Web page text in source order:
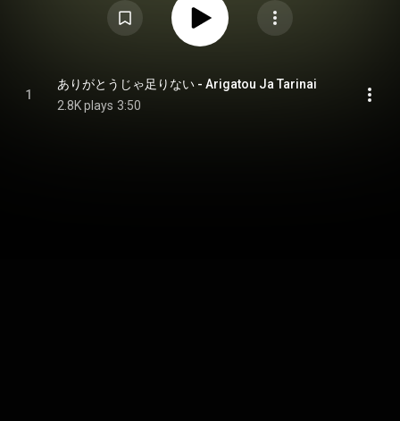
1
ありがとうじゃ足りない - Arigatou Ja Tarinai
2.8K plays 3:50